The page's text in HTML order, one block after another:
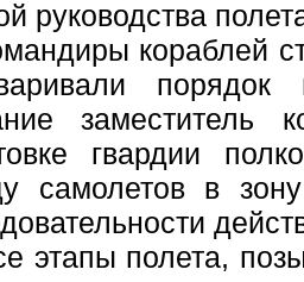
руководства
кораблей
заместитель
гвардии
самолетов в
полета,